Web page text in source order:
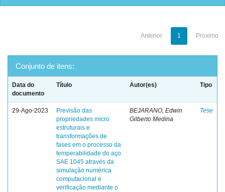
Anterior 1 Próximo
Conjunto de itens:
Data do
documento
Título Autor(es) Tipo
29-Ago-2023
Previsão das
propriedades micro
estruturais e
transformações de
fases em o processo da
temperabilidade do aço
SAE 1045 através da
simulação numérica
computacional e
verificação mediante o
BEJARANO, Edwin
Gilberto Medina
Tese